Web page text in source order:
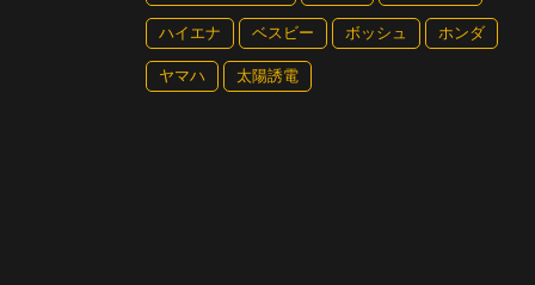
ハイエナ ベスビー ボッシュ ホンダ
ヤマハ 太陽誘電